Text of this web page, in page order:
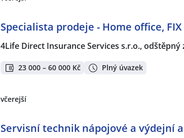
Specialista prodeje - Home office, FIX
4Life Direct Insurance Services s.r.o., odštěpný
23 000 – 60 000 Kč Plný úvazek
včerejší
Servisní technik nápojové a výdejní